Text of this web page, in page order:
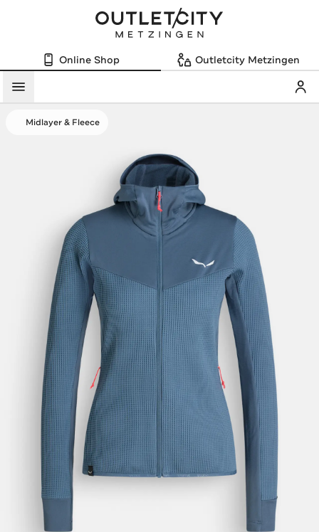
Online Shop Outletcity Metzingen
Menü
Midlayer & Fleece